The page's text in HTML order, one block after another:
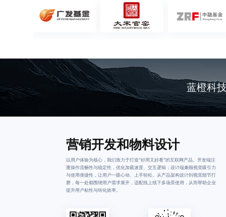
蓝橙科
营销开发和物料设计
以用户体验为核心，我们致力于打造“好用又好看”的互联网产品。开发端注
重操作流畅性与稳定性，优化加载速度、交互逻辑；设计端兼顾视觉吸引力
与使用便捷性，让用户一眼心动、上手轻松。从产品架构设计到视觉细节打
磨，每一处都围绕用户需求展开，适配线上线下多场景使用，从而帮助企业
提升用户粘性与转化效率。